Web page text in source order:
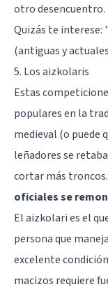
otro desencuentro.
Quizás te interese: "
(antiguas y
5. Los aizkolaris
Estas
populares en la
medieval (o puede
leñadores se
cortar más
oficiales se
El aizkolari es el
persona que
excelente
macizos requiere